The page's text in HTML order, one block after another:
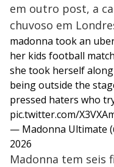
em outro post, a
chuvoso em
madonna took an
her kids football
she took herself
being outside the
pressed haters who
pic.twitter.com/
— Madonna Ultimate
2026
Madonna tem seis